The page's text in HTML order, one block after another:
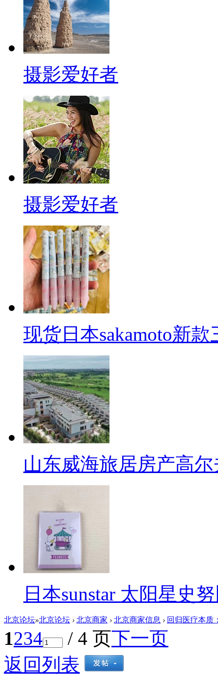
摄影爱好者
摄影爱好者
现货日本sakamoto新
山东威海旅居房产高
日本sunstar 太阳星史
北京论坛»北京论坛 › 北京商家 › 北京商家信息 › 回归医疗本质
1234 / 4 页下一页
返回列表